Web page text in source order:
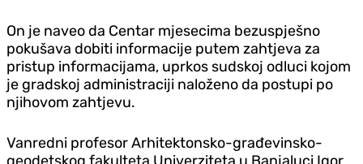
On je naveo da Centar mjesecima bezuspješno
pokušava dobiti informacije putem zahtjeva za
pristup informacijama, uprkos sudskoj odluci kojom
je gradskoj administraciji naloženo da postupi po
njihovom zahtjevu.
Vanredni profesor Arhitektonsko-građevinsko-